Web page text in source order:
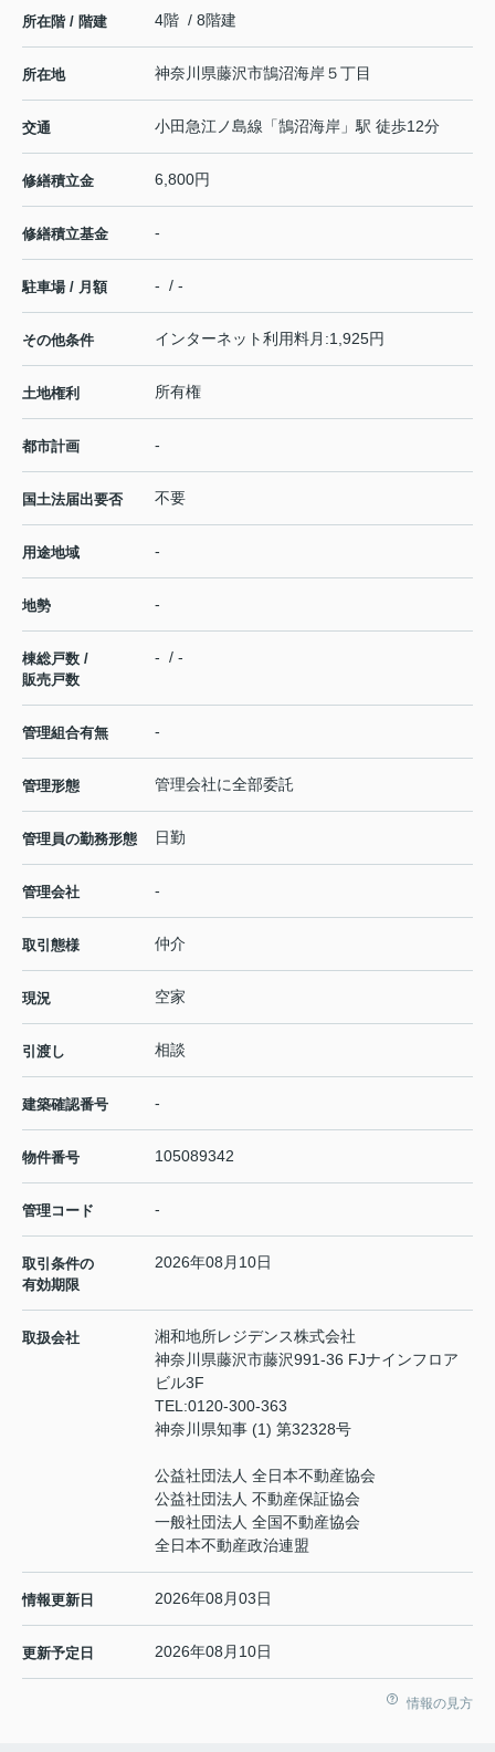
所在階 / 階建 4階 / 8階建
所在地 神奈川県藤沢市鵠沼海岸５丁目
交通 小田急江ノ島線 「鵠沼海岸 」駅 徒歩12分
修繕積立金 6,800円
修繕積立基金 -
駐車場 / 月額 - / -
その他条件 インターネット利用料月:1,925円
土地権利 所有権
都市計画 -
国土法届出要否 不要
用途地域 -
地勢 -
棟総戸数 /
販売戸数
- / -
管理組合有無 -
管理形態 管理会社に全部委託
管理員の勤務形態 日勤
管理会社 -
取引態様 仲介
現況 空家
引渡し 相談
建築確認番号 -
物件番号 105089342
管理コード -
取引条件の
有効期限
2026年08月10日
取扱会社
湘和地所レジデンス株式会社
神奈川県藤沢市藤沢991-36 FJナインフロア
ビル3F
TEL:0120-300-363
神奈川県知事 (1) 第32328号
公益社団法人 全日本不動産協会
公益社団法人 不動産保証協会
一般社団法人 全国不動産協会
全日本不動産政治連盟
情報更新日 2026年08月03日
更新予定日 2026年08月10日
情報の見方